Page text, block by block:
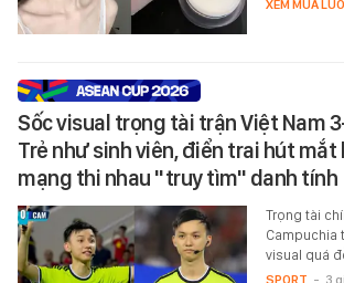
XEM MUA
Sốc visual trọng tài trận Việt Nam
Trẻ như sinh viên, điển trai hút mắt
mạng thi nhau "truy tìm" danh tính
Trọng tài
Campuchia
visual quá
SPORT - 3